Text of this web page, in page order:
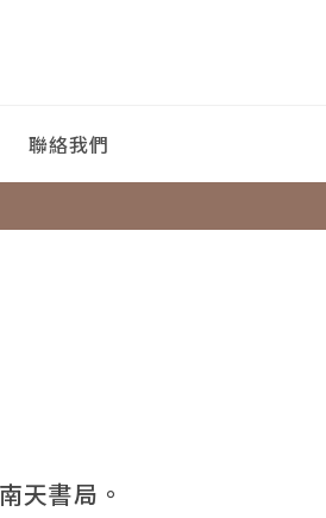
聯絡我們
天書局。